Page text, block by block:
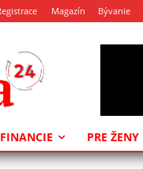
Magazín Bývanie
FINANCIE PRE ŽENY